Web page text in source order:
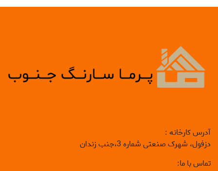
آدرس کارخانه :
دزفول، شهرک صنعتی شماره 3،جنب زندان
تماس با ما: